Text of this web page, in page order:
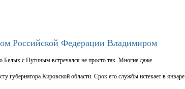
Российской Федерации Владимиром
Белых с Путиным встречался не просто так. Многие даже
губернатора Кировской области. Срок его службы истекает в январе